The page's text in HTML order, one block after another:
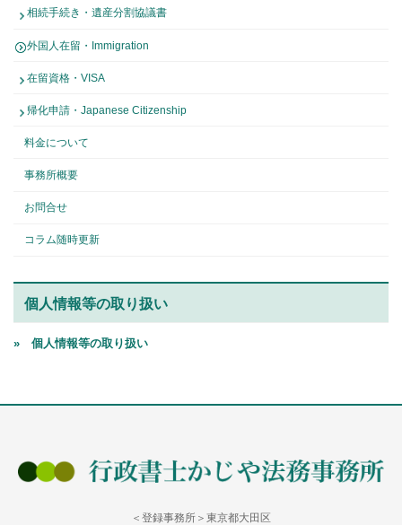
相続手続き・遺産分割協議書
外国人在留・Immigration
在留資格・VISA
帰化申請・Japanese Citizenship
料金について
事務所概要
お問合せ
コラム随時更新
個人情報等の取り扱い
» 個人情報等の取り扱い
＜登録事務所＞東京都大田区